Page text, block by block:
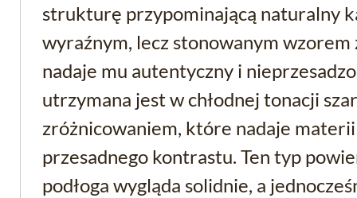
strukturę przypominającą naturalny
wyraźnym, lecz stonowanym wzorem
nadaje mu autentyczny i
utrzymana jest w chłodnej tonacji
zróżnicowaniem, które nadaje
przesadnego kontrastu. Ten typ
podłoga wygląda solidnie, a